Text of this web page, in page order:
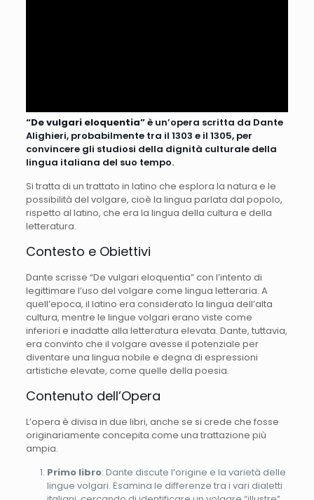
“De vulgari eloquentia”è un’opera scritta da Dante
Alighieri, probabilmente tra il 1303 e il 1305, per
convincere gli studiosi della dignità culturale della
lingua italiana del suo tempo.
Si tratta di un trattato in latino che esplora la natura e le
possibilità del volgare, cioè la lingua parlata dal popolo,
rispetto al latino, che era la lingua della cultura e della
letteratura.
Contesto e Obiettivi
Dante scrisse “De vulgari eloquentia” con l’intento di
legittimare l’uso del volgare come lingua letteraria. A
quell’epoca, il latino era considerato la lingua dell’alta
cultura, mentre le lingue volgari erano viste come
inferiori e inadatte alla letteratura elevata. Dante, tuttavia,
era convinto che il volgare avesse il potenziale per
diventare una lingua nobile e degna di espressioni
artistiche elevate, come quelle della poesia.
Contenuto dell’Opera
L’opera è divisa in due libri, anche se si crede che fosse
originariamente concepita come una trattazione più
ampia.
Primo libro: Dante discute l’origine e la varietà delle
lingue volgari. Esamina le differenze tra i vari dialetti